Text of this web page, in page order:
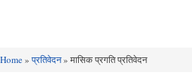
are here
Home»प्रतिवेदन» मासिक प्रगति प्रतिवेदन